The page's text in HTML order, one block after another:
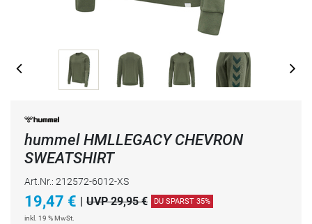
hummel HMLLEGACY CHEVRON
SWEATSHIRT
Art.Nr.: 212572-6012-XS
19,47 € | UVP 29,95 € DU SPARST 35%
inkl. 19 % MwSt.